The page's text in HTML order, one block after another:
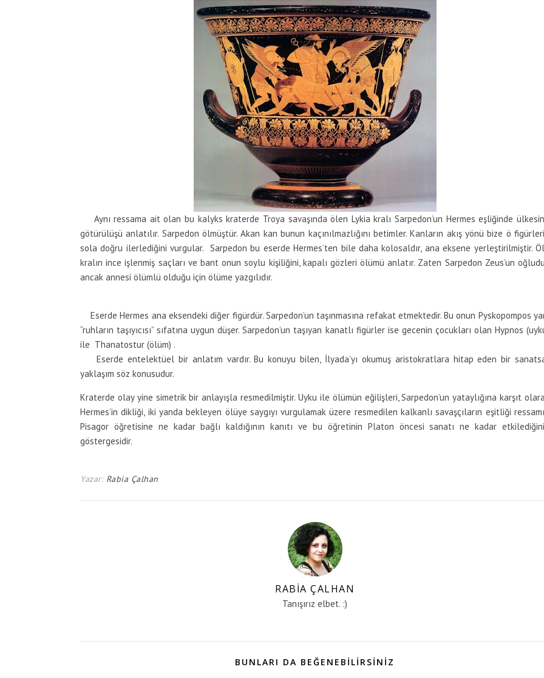
Aynı ressama ait olan bu kalyks kraterde Troya savaşında ölen Lykia kralı Sarpedon’un Hermes eşliğinde
götürülüşü anlatılır. Sarpedon ölmüştür. Akan kan bunun kaçınılmazlığını betimler. Kanların akış yönü bize ö
sola doğru ilerlediğini vurgular. Sarpedon bu eserde Hermes’ten bile daha kolosaldır, ana eksene yerleştirilmiştir.
kralın ince işlenmiş saçları ve bant onun soylu kişiliğini, kapalı gözleri ölümü anlatır. Zaten Sarpedon Zeus’un
ancak annesi ölümlü olduğu için ölüme yazgılıdır.
Eserde Hermes ana eksendeki diğer figürdür. Sarpedon’un taşınmasına refakat etmektedir. Bu onun Pyskopompos
“ruhların taşıyıcısı” sıfatına uygun düşer. Sarpedon’un taşıyan kanatlı figürler ise gecenin çocukları olan Hypnos
ile Thanatostur (ölüm) .
Eserde entelektüel bir anlatım vardır. Bu konuyu bilen, İlyada’yı okumuş aristokratlara hitap eden bir
yaklaşım söz konusudur.
Kraterde olay yine simetrik bir anlayışla resmedilmiştir. Uyku ile ölümün eğilişleri, Sarpedon’un yataylığına karşıt
Hermes’in dikliği, iki yanda bekleyen ölüye saygıyı vurgulamak üzere resmedilen kalkanlı savaşçıların eşitliği
Pisagor öğretisine ne kadar bağlı kaldığının kanıtı ve bu öğretinin Platon öncesi sanatı ne kadar
göstergesidir.
Yazar: Rabia Çalhan
RABIA ÇALHAN
Tanışırız elbet. :)
BUNLARI DA BEĞENEBILIRSINIZ